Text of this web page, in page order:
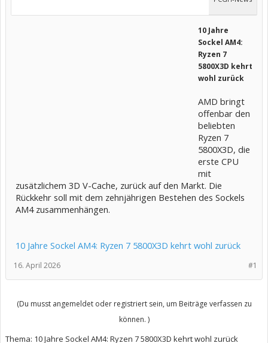
10 Jahre
Sockel AM4:
Ryzen 7
5800X3D kehrt
wohl zurück
AMD bringt
offenbar den
beliebten
Ryzen 7
5800X3D, die
erste CPU
mit
zusätzlichem 3D V-Cache, zurück auf den Markt. Die
Rückkehr soll mit dem zehnjährigen Bestehen des Sockels
AM4 zusammenhängen.
10 Jahre Sockel AM4: Ryzen 7 5800X3D kehrt wohl zurück
#1
16. April 2026
(Du musst angemeldet oder registriert sein, um Beiträge verfassen zu
können. )
Thema: 10 Jahre Sockel AM4: Ryzen 7 5800X3D kehrt wohl zurück